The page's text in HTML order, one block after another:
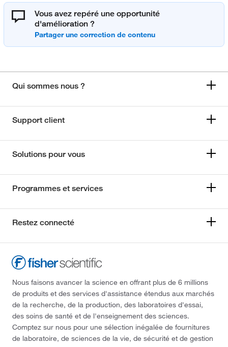
Vous avez repéré une opportunité
d'amélioration ?
Qui sommes nous ?
Support client
Solutions pour vous
Programmes et services
Restez connecté
Nous faisons avancer la science en offrant plus de 6 millions
de produits et des services d'assistance étendus aux marchés
de la recherche, de la production, des laboratoires d'essai,
des soins de santé et de l'enseignement des sciences.
Comptez sur nous pour une sélection inégalée de fournitures
de laboratoire, de sciences de la vie, de sécurité et de gestion